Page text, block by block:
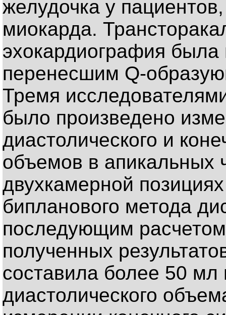
желудочка у
миокарда.
эхокардиография
перенесшим Q-
Тремя
было произведено
диастолического и
объемов в апикальных
двухкамерной
бипланового метода
последующим
полученных
составила более 50 мл
диастолического